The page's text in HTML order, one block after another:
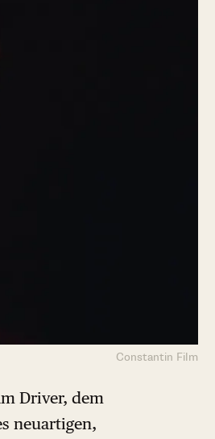
Constantin Film
Driver, dem
neuartigen,